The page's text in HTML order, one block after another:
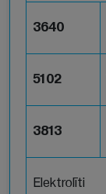
3640
5102
3813
Elektrolīti